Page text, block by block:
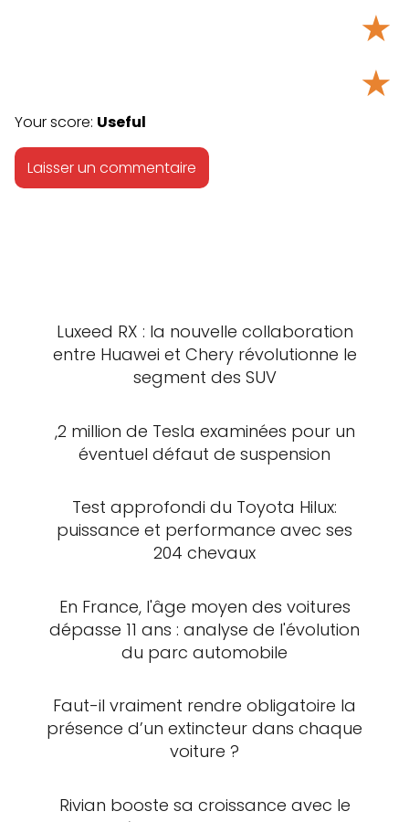
★
★
Your score: Useful
Luxeed RX : la nouvelle collaboration
entre Huawei et Chery révolutionne le
segment des SUV
,2 million de Tesla examinées pour un
éventuel défaut de suspension
Test approfondi du Toyota Hilux:
puissance et performance avec ses
204 chevaux
En France, l'âge moyen des voitures
dépasse 11 ans : analyse de l'évolution
du parc automobile
Faut-il vraiment rendre obligatoire la
présence d’un extincteur dans chaque
voiture ?
Rivian booste sa croissance avec le